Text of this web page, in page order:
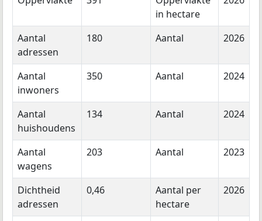
in hectare
Aantal
adressen
180 Aantal 2026
Aantal
inwoners
350 Aantal 2024
Aantal
huishoudens
134 Aantal 2024
Aantal
wagens
203 Aantal 2023
Dichtheid
adressen
0,46
Aantal per
hectare
2026